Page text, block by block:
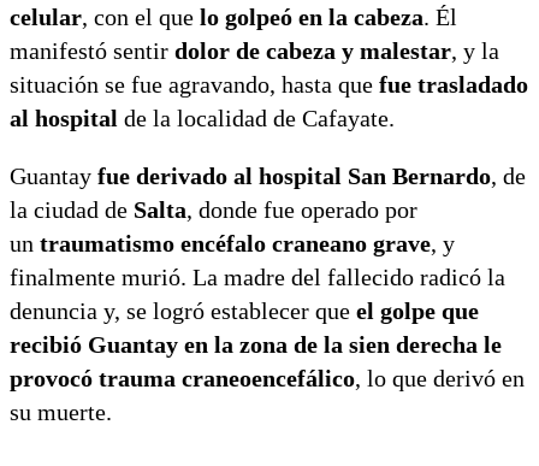
celular, con el que lo golpeó en la cabeza. Él
manifestó sentir dolor de cabeza y malestar, y la
situación se fue agravando, hasta que fue trasladado
al hospital de la localidad de Cafayate.
Guantay fue derivado al hospital San Bernardo, de
la ciudad de Salta, donde fue operado por
un traumatismo encéfalo craneano grave, y
finalmente murió. La madre del fallecido radicó la
denuncia y, se logró establecer que el golpe que
recibió Guantay en la zona de la sien derecha le
provocó trauma craneoencefálico, lo que derivó en
su muerte.